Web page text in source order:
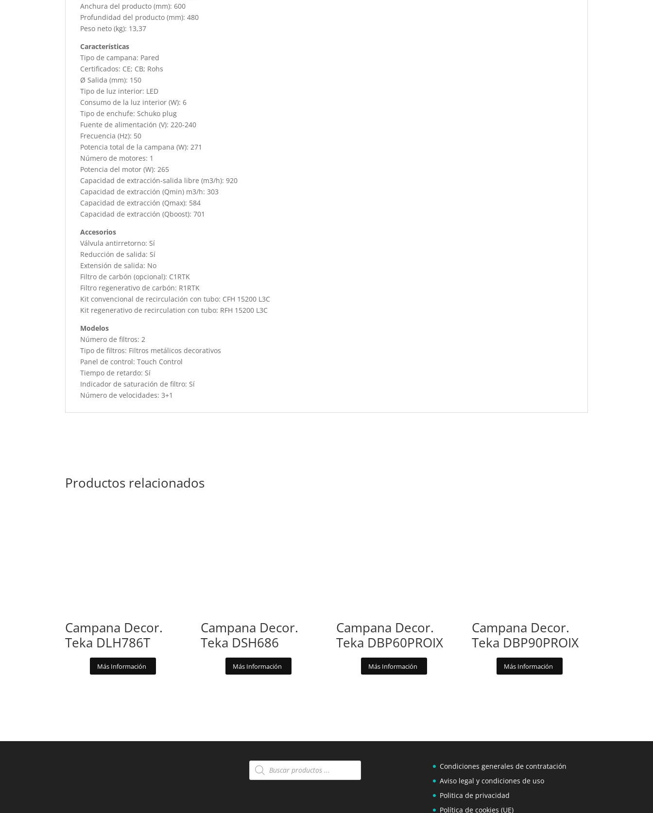
Anchura del producto (mm): 600
Profundidad del producto (mm): 480
Peso neto (kg): 13,37
Características
Tipo de campana: Pared
Certificados: CE; CB; Rohs
Ø Salida (mm): 150
Tipo de luz interior: LED
Consumo de la luz interior (W): 6
Tipo de enchufe: Schuko plug
Fuente de alimentación (V): 220-240
Frecuencia (Hz): 50
Potencia total de la campana (W): 271
Número de motores: 1
Potencia del motor (W): 265
Capacidad de extracción-salida libre (m3/h): 920
Capacidad de extracción (Qmin) m3/h: 303
Capacidad de extracción (Qmax): 584
Capacidad de extracción (Qboost): 701
Accesorios
Válvula antirretorno: Sí
Reducción de salida: Sí
Extensión de salida: No
Filtro de carbón (opcional): C1RTK
Filtro regenerativo de carbón: R1RTK
Kit convencional de recirculación con tubo: CFH 15200 L3C
Kit regenerativo de recirculation con tubo: RFH 15200 L3C
Modelos
Número de filtros: 2
Tipo de filtros: Filtros metálicos decorativos
Panel de control: Touch Control
Tiempo de retardo: Sí
Indicador de saturación de filtro: Sí
Número de velocidades: 3+1
Productos relacionados
Campana Decor.
Teka DLH786T
Más Información
Campana Decor.
Teka DSH686
Más Información
Campana Decor.
Teka DBP60PROIX
Más Información
Campana Decor.
Teka DBP90PROIX
Más Información
Búsqueda
Condiciones generales de contratación
Aviso legal y condiciones de uso
Politica de privacidad
Política de cookies (UE)